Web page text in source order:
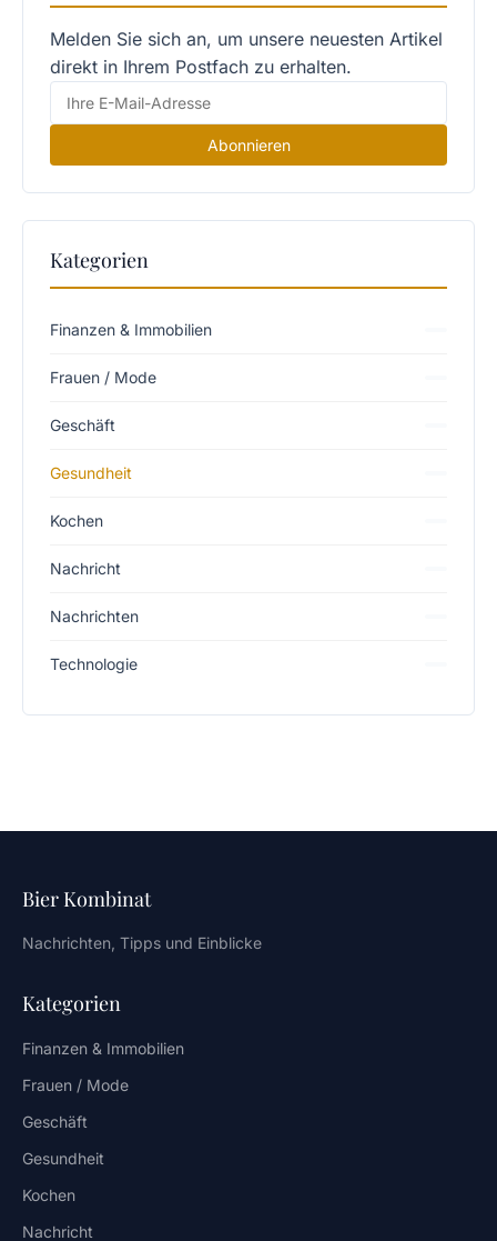
Melden Sie sich an, um unsere neuesten Artikel
direkt in Ihrem Postfach zu erhalten.
Abonnieren
Kategorien
Finanzen & Immobilien
Frauen / Mode
Geschäft
Gesundheit
Kochen
Nachricht
Nachrichten
Technologie
Bier Kombinat
Nachrichten, Tipps und Einblicke
Kategorien
Finanzen & Immobilien
Frauen / Mode
Geschäft
Gesundheit
Kochen
Nachricht